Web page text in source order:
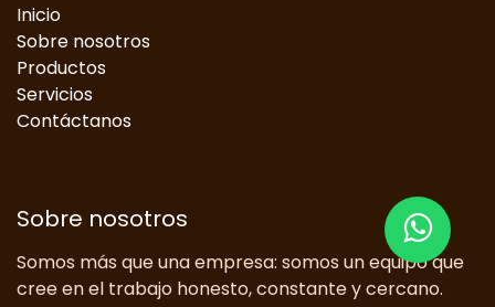
Inicio
Sobre nosotros
Productos
Servicios
Contáctanos
Sobre nosotros
Somos más que una empresa: somos un equipo que
cree en el trabajo honesto, constante y cercano.